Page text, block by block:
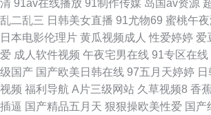
导 丝袜肏屄 91先生无码 美女诱惑 91大神天堂男人
家 91肉棒插黄免费视频 久久导网网址 91挑色网站观
堂午夜 玖玖在线资源 91成人免费视频 国产合集1024
清 91av在线播放 91制作传媒 岛国av资源
乱二乱三 日韩美女直播 91尤物69 蜜桃午
日本电影伦理片 黄瓜视频成人 性爱婷婷 爱
爱 成人软件视频 午夜宅男在线 91专区在线
级国产 国产欧美日韩在线 97五月天婷婷
视频 福利导航 A片三级网站 久草视频8 香
插逼 国产精品五月天 狠狠操欧美性爱 国产